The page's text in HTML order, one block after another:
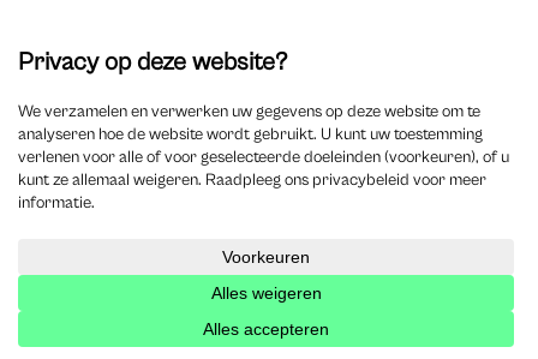
Auteurs
Aperçu des auteurs
Publier une offre d’emploi